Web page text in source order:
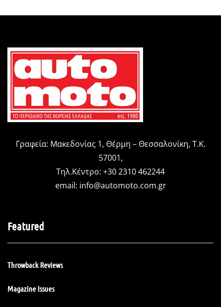
Γραφεία: Μακεδονίας 1, Θέρμη – Θεσσαλονίκη, Τ.Κ.
57001,
Τηλ.Κέντρο: +30 2310 462244
email: info@automoto.com.gr
Featured
Throwback Reviews
Magazine Issues